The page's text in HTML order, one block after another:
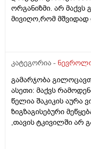
მკურნალობა ? პ.ს.
რაც პირიფორისს
ჩასდევს ელექტრული,
პასუხისთვის. ასაკი
რომ გამიარა ახკა
დამეწყოო და
დამელია და არის
მსუბუქ ტკივილებს
ანთებაც მაქ ან
ესე ყველაფერი ამაზე
რა მოვუხერხო მთელი
დავლევ რექსეპი
რაგაცებს აგარ
....ბოლოს სტრეზამს
ორგანიზმი. არ მაქვს
მივიღო,რომ
კატეგორია -
გამარჯობა
ასეთი: მაქვს
წელია შაკიკის აურა
ზიგზაგისებური
,თავის ტკივილში არ
მაგრამ არ